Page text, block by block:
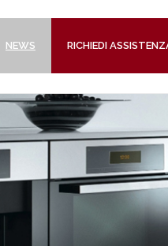
NEWS RICHIEDI